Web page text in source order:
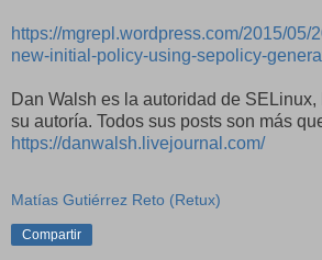
https://mgrepl.wordpress.com/2015/05/
new-initial-policy-using-sepolicy-
Dan Walsh es la autoridad de
su autoría. Todos sus posts son más
https://danwalsh.livejournal.com/
Matías Gutiérrez Reto (Retux)
Compartir